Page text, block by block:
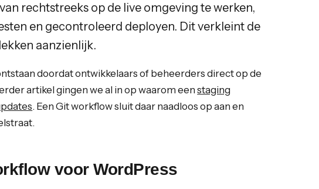
rechtstreeks op de live omgeving te werken,
en gecontroleerd deployen. Dit verkleint de
aanzienlijk.
doordat ontwikkelaars of beheerders direct op de
artikel gingen we al in op waarom eenstaging
. Een Git workflow sluit daar naadloos op aan en
voor WordPress